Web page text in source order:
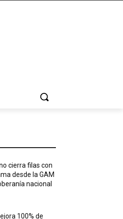
cierra filas con
desde la GAM
nacional
100% de